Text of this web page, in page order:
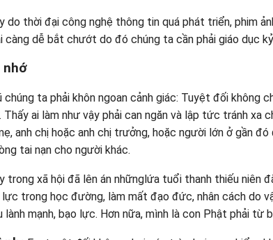
do thời đại công nghệ thông tin quá phát triển, phim
càng dễ bắt chướt do đó chúng ta cần phải giáo dục
nhớ
chúng ta phải khôn ngoan cảnh giác: Tuyệt đối không
ai làm như vậy phải can ngăn và lập tức tránh xa
anh chị hoặc anh chị trưởng, hoặc người lớn ở gần
tai nạn cho người khác.
trong xã hội đã lên án nhữnglứa tuổi thanh thiếu niên
lực trong học đường, làm mất đạo đức, nhân cách do
lành mạnh, bạo lực. Hơn nữa, mình là con Phật phải từ